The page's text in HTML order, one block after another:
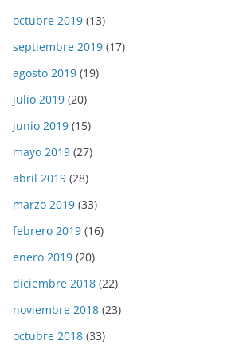
octubre 2019 (13)
septiembre 2019 (17)
agosto 2019 (19)
julio 2019 (20)
junio 2019 (15)
mayo 2019 (27)
abril 2019 (28)
marzo 2019 (33)
febrero 2019 (16)
enero 2019 (20)
diciembre 2018 (22)
noviembre 2018 (23)
octubre 2018 (33)